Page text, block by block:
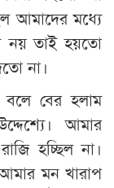
আমাদের মধ্যে
নয় তাই হয়তো
না।
বের হলাম
আমার
হচ্ছিল না।
মন খারাপ